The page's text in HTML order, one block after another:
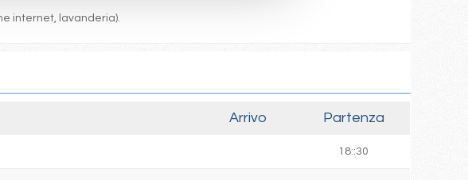
internet, lavanderia).
Arrivo Partenza
18::30